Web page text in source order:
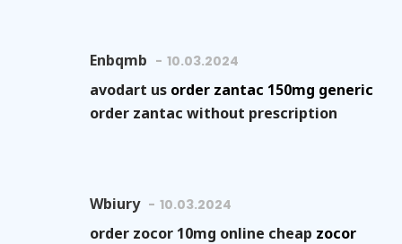
Enbqmb 10.03.2024
avodart us order zantac 150mg generic
order zantac without prescription
Wbiury 10.03.2024
order zocor 10mg online cheap zocor